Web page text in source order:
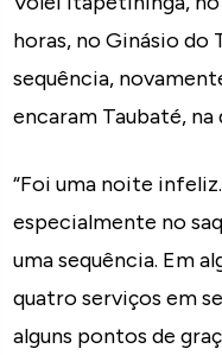
horas, no Ginásio do
sequência,
encaram Taubaté, na
“Foi uma noite
especialmente no
uma sequência. Em
quatro serviços em
alguns pontos de